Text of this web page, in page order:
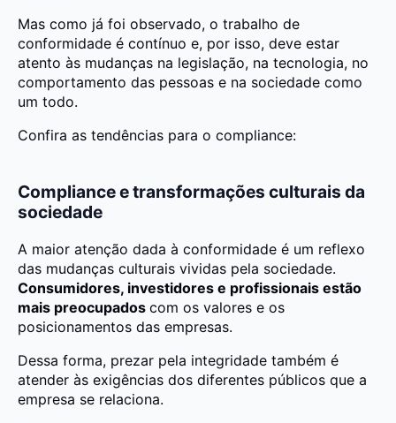
Mas como já foi observado, o trabalho de
conformidade é contínuo e, por isso, deve estar
atento às mudanças na legislação, na tecnologia, no
comportamento das pessoas e na sociedade como
um todo.
Confira as tendências para o compliance:
Compliance e transformações culturais da
sociedade
A maior atenção dada à conformidade é um reflexo
das mudanças culturais vividas pela sociedade.
Consumidores, investidores e profissionais estão
mais preocupados com os valores e os
posicionamentos das empresas.
Dessa forma, prezar pela integridade também é
atender às exigências dos diferentes públicos que a
empresa se relaciona.